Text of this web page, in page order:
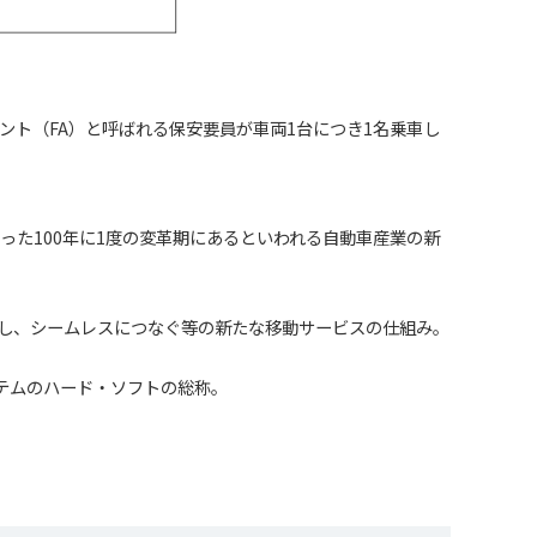
ト（FA）と呼ばれる保安要員が車両1台につき1名乗車し
100年に1度の変革期にあるといわれる自動車産業の新
シームレスにつなぐ等の新たな移動サービスの仕組み。
のハード・ソフトの総称。